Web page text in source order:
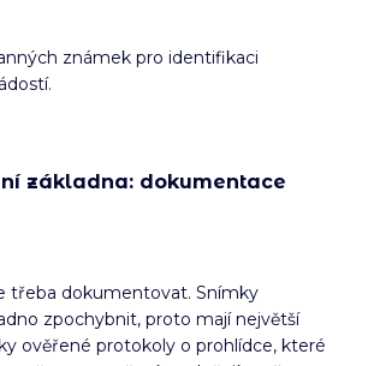
známek pro identifikaci
základna: dokumentace
třeba dokumentovat. Snímky
zpochybnit, proto mají největší
ověřené protokoly o prohlídce, které